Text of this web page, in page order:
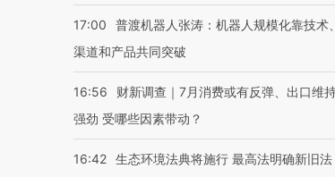
17:00
普渡机器人张涛：机器人规模化靠技术、
渠道和产品共同突破
16:56
财新调查｜7月消费或有反弹、出口维
强劲 受哪些因素带动？
16:42 生态环境法典将施行 最高法明确新旧法